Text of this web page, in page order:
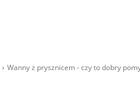
Wanny z prysznicem - czy to dobry